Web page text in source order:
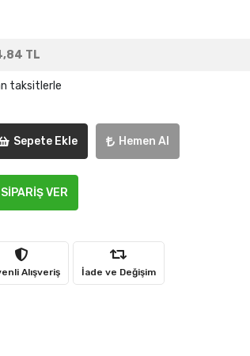
TL
taksitlerle
Sepete Ekle Hemen Al
VER
Alışveriş İade ve Değişim